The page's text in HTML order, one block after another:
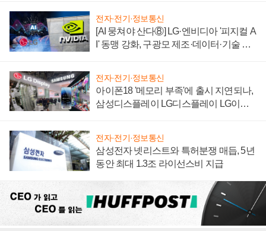
전자·전기·정보통신
[AI 뭉쳐야 산다⑧] LG·엔비디아 '피지컬 A
I' 동맹 강화, 구광모 제조·데이터·기술 결
전자·전기·정보통신
아이폰18 '메모리 부족'에 출시 지연되나,
삼성디스플레이 LG디스플레이 LG이노
전자·전기·정보통신
삼성전자 넷리스트와 특허분쟁 매듭, 5년
동안 최대 1.3조 라이선스비 지급